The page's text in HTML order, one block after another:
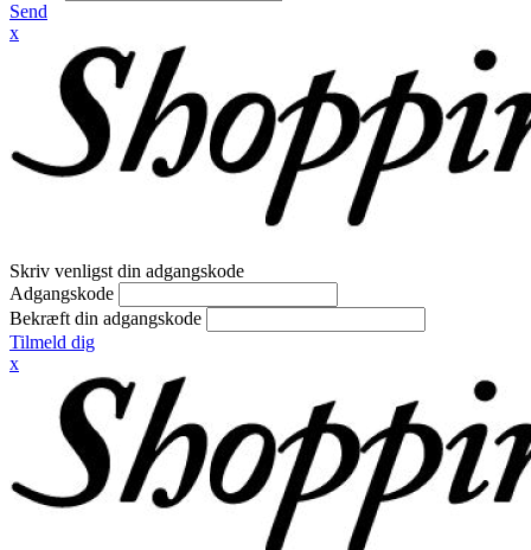
Send
x
Skriv venligst din adgangskode
Adgangskode
Bekræft din adgangskode
Tilmeld dig
x